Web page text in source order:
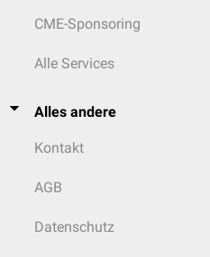
CME-Sponsoring
Alle Services
Alles andere
Kontakt
AGB
Datenschutz